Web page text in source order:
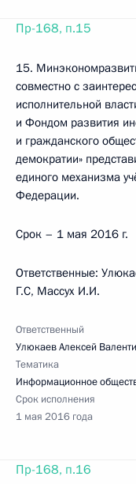
Пр-168, п.15
15.
совместно с
исполнительной
и Фондом развития
и гражданского
демократии»
единого механизма
Федерации.
Срок – 1 мая 2016 г.
Ответственные:
Г.С, Массух И.И.
Ответственный
Улюкаев Алексей
Тематика
Информационное
Срок исполнения
1 мая 2016 года
Пр-168, п.16